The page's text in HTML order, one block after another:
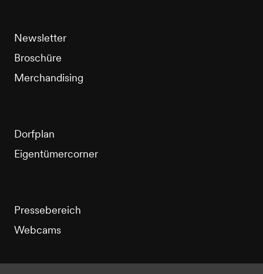
Newsletter
Broschüre
Merchandising
Dorfplan
Eigentümercorner
Pressebereich
Webcams